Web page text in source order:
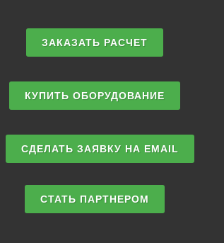
ЗАКАЗАТЬ РАСЧЕТ
КУПИТЬ ОБОРУДОВАНИЕ
СДЕЛАТЬ ЗАЯВКУ НА EMAIL
СТАТЬ ПАРТНЕРОМ